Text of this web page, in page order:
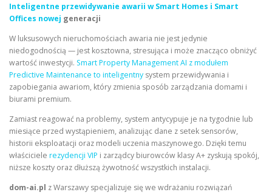
Inteligentne przewidywanie awarii w Smart Homes i Smart
Offices nowej generacji
W luksusowych nieruchomościach awaria nie jest jedynie
niedogodnością — jest kosztowna, stresująca i może znacząco obniżyć
wartość inwestycji. Smart Property Management AI z modułem
Predictive Maintenance to inteligentny system przewidywania i
zapobiegania awariom, który zmienia sposób zarządzania domami i
biurami premium.
Zamiast reagować na problemy, system antycypuje je na tygodnie lub
miesiące przed wystąpieniem, analizując dane z setek sensorów,
historii eksploatacji oraz modeli uczenia maszynowego. Dzięki temu
właściciele rezydencji VIP i zarządcy biurowców klasy A+ zyskują spokój,
niższe koszty oraz dłuższą żywotność wszystkich instalacji.
dom-ai.pl z Warszawy specjalizuje się we wdrażaniu rozwiązań